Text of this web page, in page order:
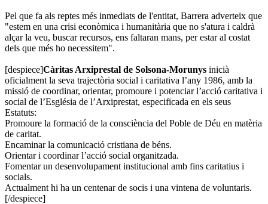
Pel que fa als reptes més inmediats de l'entitat, Barrera adverteix que
"estem en una crisi econòmica i humanitària que no s'atura i caldrà
alçar la veu, buscar recursos, ens faltaran mans, per estar al costat
dels que més ho necessitem".
[despiece]Càritas Arxiprestal de Solsona-Morunys inicià
oficialment la seva trajectòria social i caritativa l’any 1986, amb la
missió de coordinar, orientar, promoure i potenciar l’acció caritativa i
social de l’Església de l’Arxiprestat, especificada en els seus
Estatuts:
Promoure la formació de la consciència del Poble de Déu en matèria
de caritat.
Encaminar la comunicació cristiana de béns.
Orientar i coordinar l’acció social organitzada.
Fomentar un desenvolupament institucional amb fins caritatius i
socials.
Actualment hi ha un centenar de socis i una vintena de voluntaris.
[/despiece]